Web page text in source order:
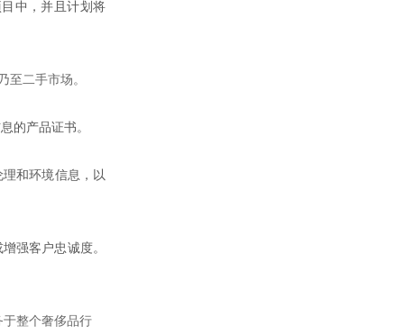
中，并且计划将
至二手市场。
的产品证书。
和环境信息，以
强客户忠诚度。
于整个奢侈品行